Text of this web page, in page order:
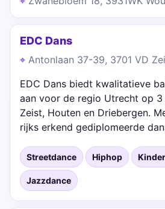
EDC Dans
Antonlaan 37-39, 3701 VD
EDC Dans biedt kwalitatieve
aan voor de regio Utrecht op
Zeist, Houten en Driebergen.
rijks erkend gediplomeerde
Streetdance Hiphop
Jazzdance